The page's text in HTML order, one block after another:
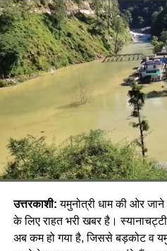
उत्तरकाशी:यमुनोत्री धाम की ओर
के लिए राहत भरी खबर है।
अब कम हो गया है, जिससे बड़कोट व